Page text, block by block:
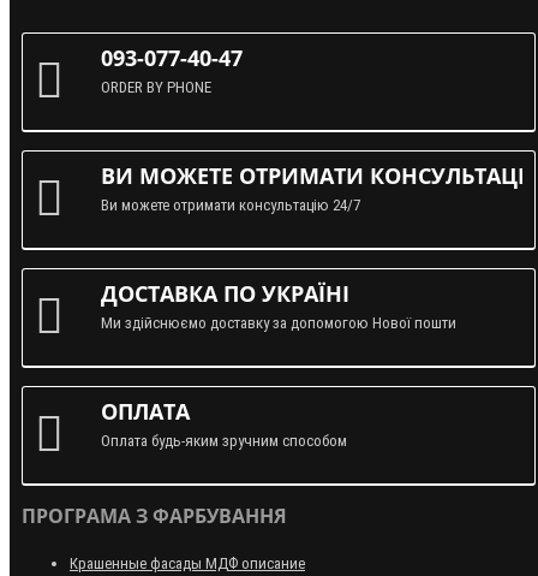
093-077-40-47
ORDER BY PHONE
ВИ МОЖЕТЕ ОТРИМАТИ
Ви можете отримати консультацію 24/7
ДОСТАВКА ПО УКРАЇНІ
Ми здійснюємо доставку за допомогою Нової пошти
ОПЛАТА
Оплата будь-яким зручним способом
ПРОГРАМА З ФАРБУВАННЯ
Крашенные фасады МДФ описание